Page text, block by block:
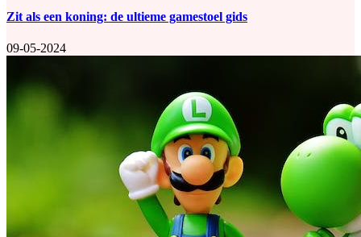
Zit als een koning: de ultieme gamestoel gids
09-05-2024